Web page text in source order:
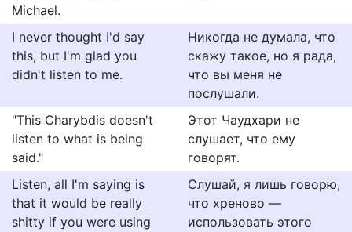
Michael.
I never thought I'd say
this, but I'm glad you
didn't listen to me.
Никогда не думала, что
скажу такое, но я рада,
что вы меня не
послушали.
"This Charybdis doesn't
listen to what is being
said."
Этот Чаудхари не
слушает, что ему
говорят.
Listen, all I'm saying is
that it would be really
shitty if you were using
Слушай, я лишь говорю,
что хреново —
использовать этого